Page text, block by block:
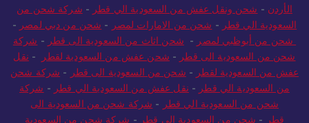
الأردن - شحن ونقل عفش من السعودية الي قطر - شركة شحن من
السعودية الي قطر - شحن من الامارات لمصر - شحن من دبي لمصر -
شحن من أبوظبي لمصر - شحن اثاث من السعودية الى قطر - شركة
شحن من السعودية الى قطر - شحن عفش من السعودية لقطر - نقل
عفش من السعودية لقطر - شحن من السعودية الى قطر - شركة شحن
من السعودية الي قطر - نقل عفش من السعودية الي قطر - شركة
شحن من السعودية الي قطر - شركة شحن من السعودية الى
قطر - شحن من السعودية الي قطر - شركة شحن من السعودية